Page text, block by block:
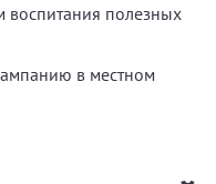
воспитания полезных
в местном